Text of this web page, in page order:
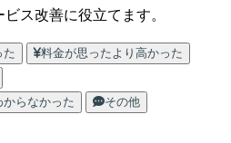
ス改善に役立てます。
た
料金が思ったより高かった
らなかった
その他